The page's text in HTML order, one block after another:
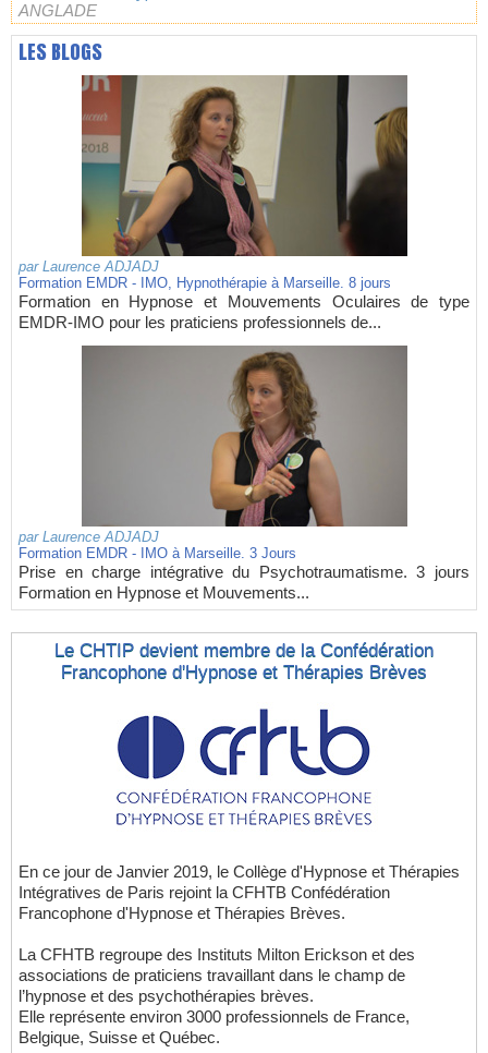
ANGLADE
LES BLOGS
par Laurence ADJADJ
Formation EMDR - IMO, Hypnothérapie à Marseille. 8 jours
Formation en Hypnose et Mouvements Oculaires de type
EMDR-IMO pour les praticiens professionnels de...
par Laurence ADJADJ
Formation EMDR - IMO à Marseille. 3 Jours
Prise en charge intégrative du Psychotraumatisme. 3 jours
Formation en Hypnose et Mouvements...
Le CHTIP devient membre de la Confédération
Francophone d'Hypnose et Thérapies Brèves
En ce jour de Janvier 2019, le Collège d'Hypnose et Thérapies
Intégratives de Paris rejoint la CFHTB Confédération
Francophone d'Hypnose et Thérapies Brèves.
La CFHTB regroupe des Instituts Milton Erickson et des
associations de praticiens travaillant dans le champ de
l’hypnose et des psychothérapies brèves.
Elle représente environ 3000 professionnels de France,
Belgique, Suisse et Québec.